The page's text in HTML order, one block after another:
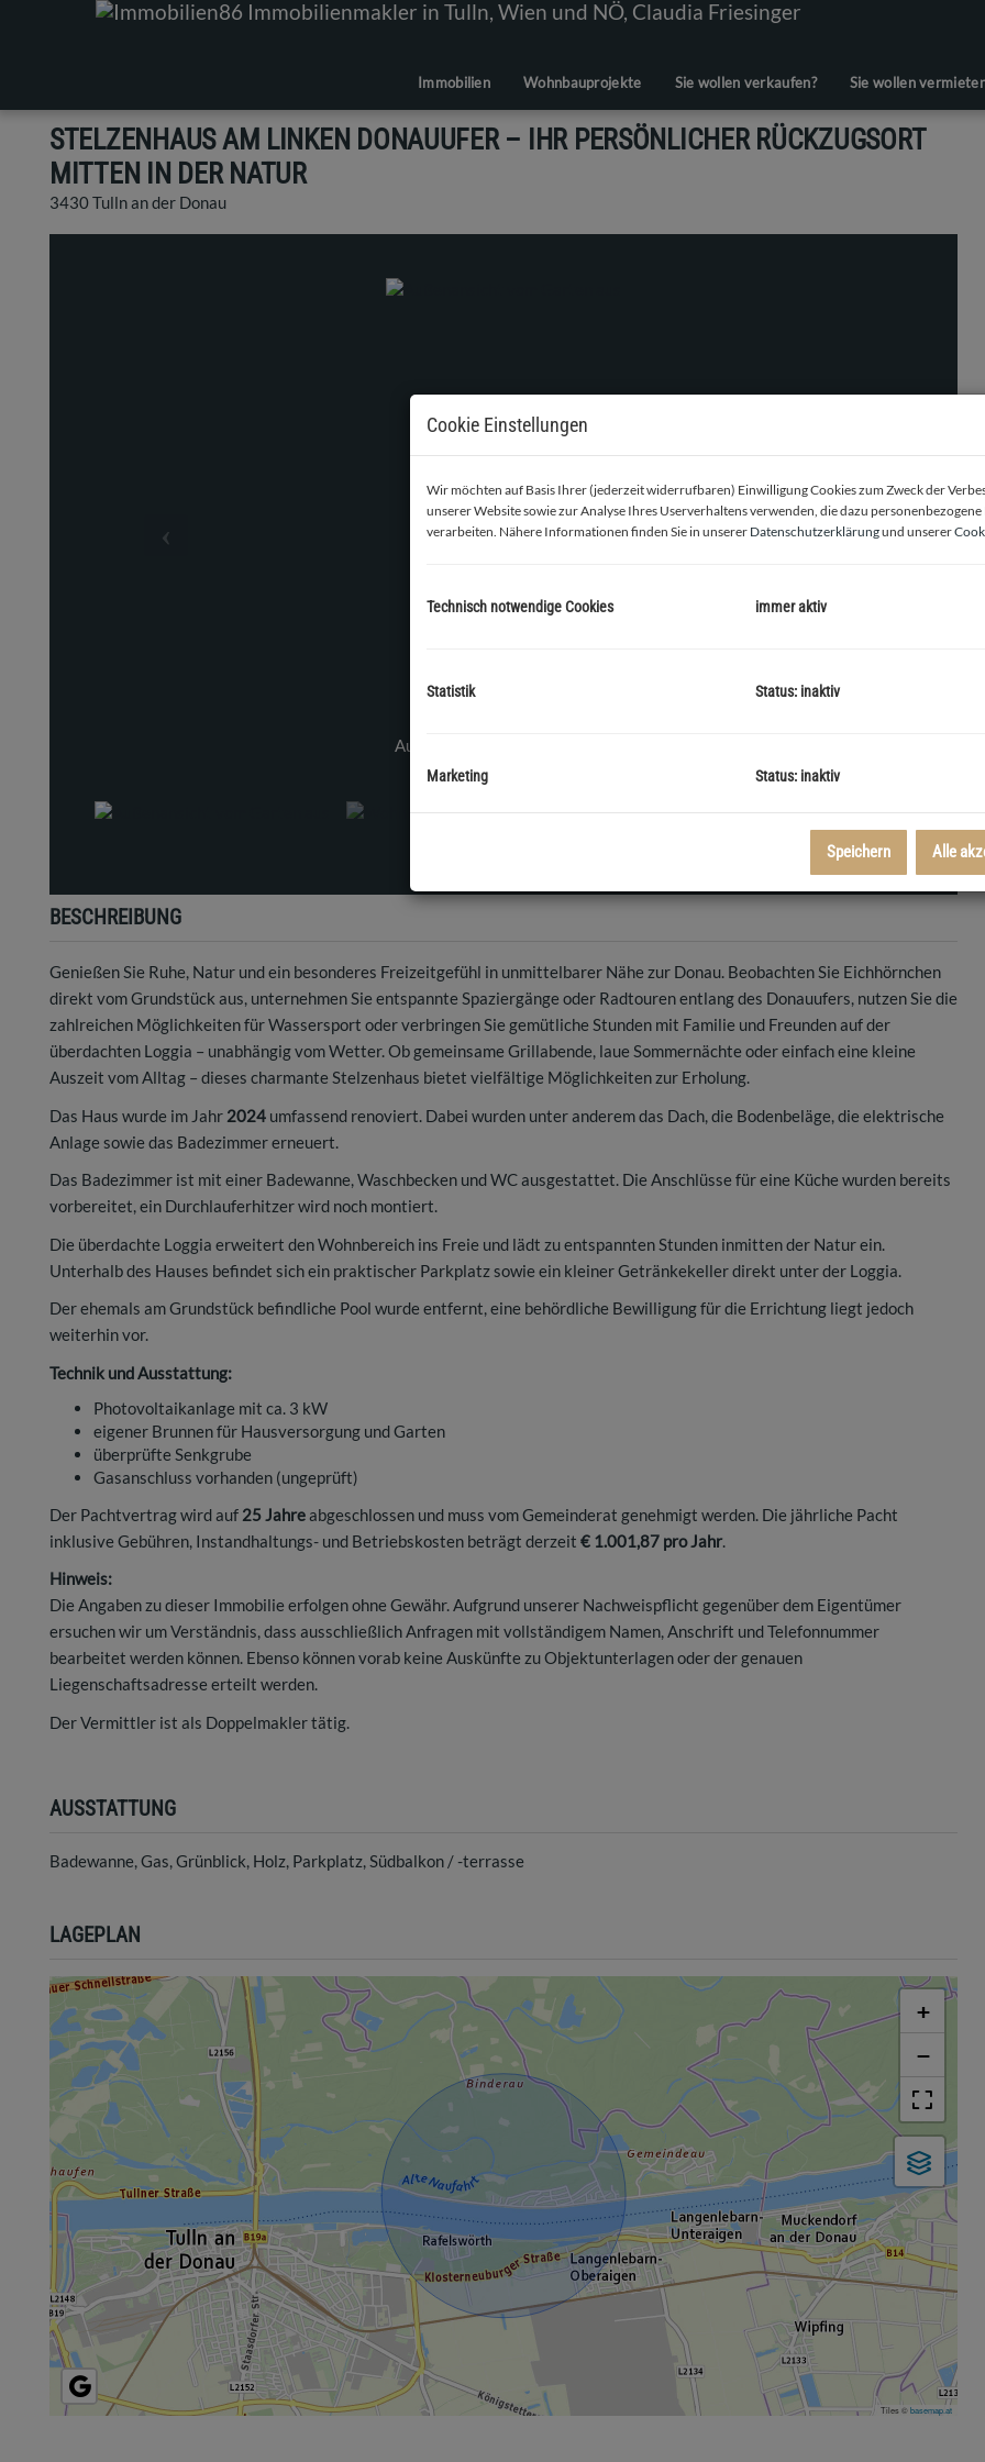
Immobilien Wohnbauprojekte Sie wollen verkaufen? Sie wollen
STELZENHAUS AM LINKEN DONAUUFER – IHR PERSÖNLICHER RÜCKZUGSORT
MITTEN IN DER NATUR
3430 Tulln an der Donau
BESCHREIBUNG
Genießen Sie Ruhe, Natur und ein besonderes Freizeitgefühl in unmittelbarer Nähe zur Donau. Beobachten Sie Eichhörnchen
direkt vom Grundstück aus, unternehmen Sie entspannte Spaziergänge oder Radtouren entlang des Donauufers, nutzen Sie die
zahlreichen Möglichkeiten für Wassersport oder verbringen Sie gemütliche Stunden mit Familie und Freunden auf der
überdachten Loggia – unabhängig vom Wetter. Ob gemeinsame Grillabende, laue Sommernächte oder einfach eine kleine
Auszeit vom Alltag – dieses charmante Stelzenhaus bietet vielfältige Möglichkeiten zur Erholung.
Das Haus wurde im Jahr 2024 umfassend renoviert. Dabei wurden unter anderem das Dach, die Bodenbeläge, die elektrische
Anlage sowie das Badezimmer erneuert.
Das Badezimmer ist mit einer Badewanne, Waschbecken und WC ausgestattet. Die Anschlüsse für eine Küche wurden bereits
vorbereitet, ein Durchlauferhitzer wird noch montiert.
Die überdachte Loggia erweitert den Wohnbereich ins Freie und lädt zu entspannten Stunden inmitten der Natur ein.
Unterhalb des Hauses befindet sich ein praktischer Parkplatz sowie ein kleiner Getränkekeller direkt unter der Loggia.
Der ehemals am Grundstück befindliche Pool wurde entfernt, eine behördliche Bewilligung für die Errichtung liegt jedoch
weiterhin vor.
Technik und Ausstattung:
Photovoltaikanlage mit ca. 3 kW
eigener Brunnen für Hausversorgung und Garten
überprüfte Senkgrube
Gasanschluss vorhanden (ungeprüft)
Der Pachtvertrag wird auf 25 Jahreabgeschlossen und muss vom Gemeinderat genehmigt werden. Die jährliche Pacht
inklusive Gebühren, Instandhaltungs- und Betriebskosten beträgt derzeit € 1.001,87 pro Jahr.
Hinweis:
Die Angaben zu dieser Immobilie erfolgen ohne Gewähr. Aufgrund unserer Nachweispflicht gegenüber dem Eigentümer
ersuchen wir um Verständnis, dass ausschließlich Anfragen mit vollständigem Namen, Anschrift und Telefonnummer
bearbeitet werden können. Ebenso können vorab keine Auskünfte zu Objektunterlagen oder der genauen
Liegenschaftsadresse erteilt werden.
Der Vermittler ist als Doppelmakler tätig.
AUSSTATTUNG
Badewanne Gas Grünblick Holz Parkplatz Südbalkon / -terrasse
LAGEPLAN
+
−
Tiles ©basemap.at
Cookie Einstellungen
Wir möchten auf Basis Ihrer (jederzeit widerrufbaren) Einwilligung Cookies zum Zweck der
unserer Website sowie zur Analyse Ihres Userverhaltens verwenden, die dazu personenbezogene
verarbeiten. Nähere Informationen finden Sie in unserer Datenschutzerklärungund unserer
Technisch notwendige Cookies immer aktiv
Statistik Status: inaktiv
Marketing Status: inaktiv
Speichern Alle